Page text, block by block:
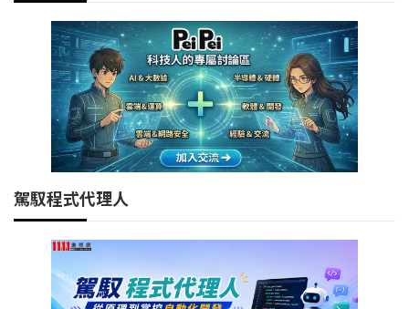
駕馭程式代理人